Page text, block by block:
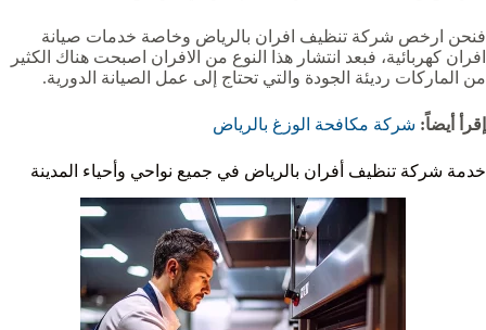
فنحن ارخص شركة تنظيف افران بالرياض وخاصة خدمات صيانة
افران كهربائية، فبعد انتشار هذا النوع من الافران اصبحت هناك الكثير
من الماركات رديئة الجودة والتي تحتاج إلى عمل الصيانة الدورية.
إقرأ أيضاً: شركة مكافحة الوزغ بالرياض
خدمة شركة تنظيف أفران بالرياض في جميع نواحي وأحياء المدينة